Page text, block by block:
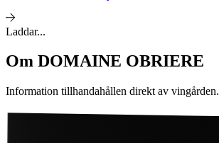
Laddar...
Om DOMAINE OBRIERE
Information tillhandahållen direkt av vingården.